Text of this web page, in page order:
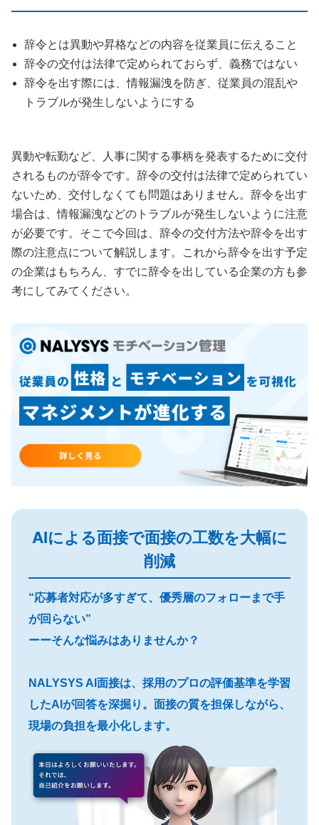
辞令とは異動や昇格などの内容を従業員に伝えること
辞令の交付は法律で定められておらず、義務ではない
辞令を出す際には、情報漏洩を防ぎ、従業員の混乱や
トラブルが発生しないようにする
異動や転勤など、人事に関する事柄を発表するために交付
されるものが辞令です。辞令の交付は法律で定められてい
ないため、交付しなくても問題はありません。辞令を出す
場合は、情報漏洩などのトラブルが発生しないように注意
が必要です。そこで今回は、辞令の交付方法や辞令を出す
際の注意点について解説します。これから辞令を出す予定
の企業はもちろん、すでに辞令を出している企業の方も参
考にしてみてください。
AIによる面接で面接の工数を大幅に
削減
“応募者対応が多すぎて、優秀層のフォローまで手
が回らない”
ーーそんな悩みはありませんか？
NALYSYS AI面接は、採用のプロの評価基準を学習
したAIが回答を深掘り。面接の質を担保しながら、
現場の負担を最小化します。